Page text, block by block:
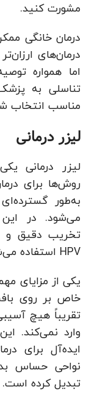
مشورت کنید.
درمان خانگی
درمان‌های
اما همواره
تناسلی به
مناسب انتخاب
لیزر درمانی
لیزر درمانی
روش‌ها برای
به‌طور
می‌شود. در این
تخریب دقیق و
HPV استفاده می‌شود.
یکی از مزایای
خاص بر روی
تقریباً هیچ
وارد نمی‌کند.
ایده‌آل برای
نواحی حساس
تبدیل کرده است.